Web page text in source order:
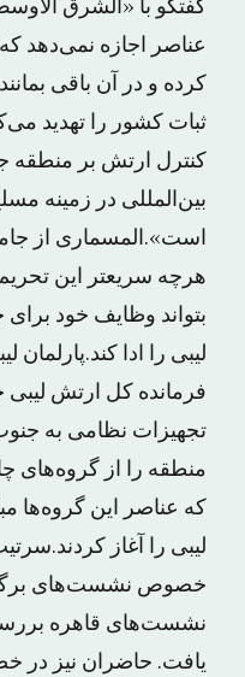
گفتگو با «الشرق
عناصر اجازه نمی‌دهد
کرده و در آن باقی
ثبات کشور را تهدید
کنترل ارتش بر منطقه
بین‌المللی در زمینه
است».المسماری از
هرچه سریعتر این
بتواند وظایف خود
لیبی را ادا کند.پارلمان
فرمانده کل ارتش لیبی
تجهیزات نظامی به
منطقه را از گروه‌های
که عناصر این گروه‌ها
لیبی را آغاز
خصوص نشست‌های
نشست‌های قاهره بررسی
یافت. حاضران نیز در